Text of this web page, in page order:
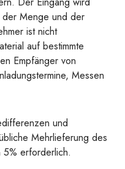
Menge und der
ist nicht
auf bestimmte
Empfänger von
Messen
und
Mehrlieferung des
5% erforderlich.